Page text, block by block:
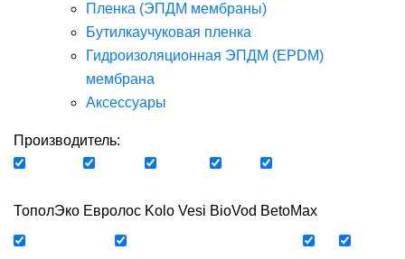
Пленка (ЭПДМ мембраны)
Бутилкаучуковая пленка
Гидроизоляционная ЭПДМ (EPDM)
мембрана
Аксессуары
Производитель:
ТополЭко Евролос Kolo Vesi BioVod BetoMax